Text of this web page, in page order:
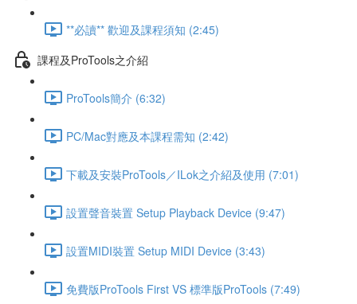
**必讀** 歡迎及課程須知 (2:45)
課程及ProTools之介紹
ProTools簡介 (6:32)
PC/Mac對應及本課程需知 (2:42)
下載及安裝ProTools／ILok之介紹及使用 (7:01)
設置聲音裝置 Setup Playback Device (9:47)
設置MIDI裝置 Setup MIDI Device (3:43)
免費版ProTools First VS 標準版ProTools (7:49)